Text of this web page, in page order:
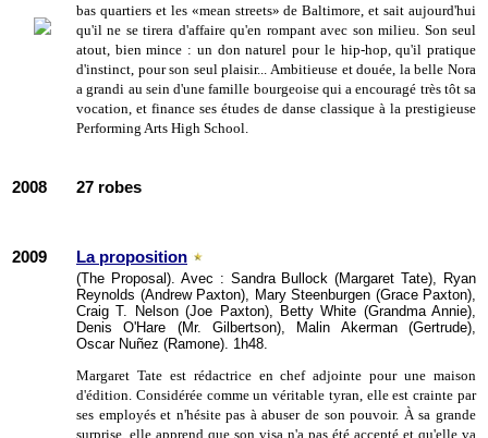
bas quartiers et les «mean streets» de Baltimore, et sait aujourd'hui
qu'il ne se tirera d'affaire qu'en rompant avec son milieu. Son seul
atout, bien mince : un don naturel pour le hip-hop, qu'il pratique
d'instinct, pour son seul plaisir... Ambitieuse et douée, la belle Nora
a grandi au sein d'une famille bourgeoise qui a encouragé très tôt sa
vocation, et finance ses études de danse classique à la prestigieuse
Performing Arts High School.
2008 27 robes
2009 La proposition
(The Proposal). Avec : Sandra Bullock (Margaret Tate), Ryan
Reynolds (Andrew Paxton), Mary Steenburgen (Grace Paxton),
Craig T. Nelson (Joe Paxton), Betty White (Grandma Annie),
Denis O'Hare (Mr. Gilbertson), Malin Akerman (Gertrude),
Oscar Nuñez (Ramone). 1h48.
Margaret Tate est rédactrice en chef adjointe pour une maison
d'édition. Considérée comme un véritable tyran, elle est crainte par
ses employés et n'hésite pas à abuser de son pouvoir. À sa grande
surprise, elle apprend que son visa n'a pas été accepté et qu'elle va